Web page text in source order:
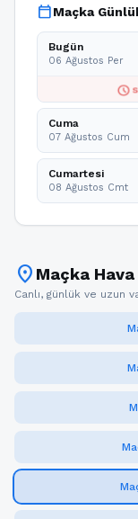
calendar_todayMaçka
Bugün
06 Ağustos Per
schedule
Cuma
07 Ağustos Cum
Cumartesi
08 Ağustos Cmt
location_on Maçka
Canlı, günlük ve uzun